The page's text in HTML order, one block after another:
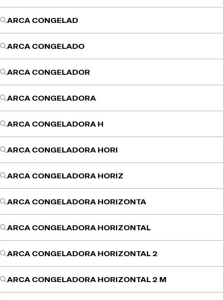
ARCA CONGELAD
ARCA CONGELADO
ARCA CONGELADOR
ARCA CONGELADORA
ARCA CONGELADORA H
ARCA CONGELADORA HORI
ARCA CONGELADORA HORIZ
ARCA CONGELADORA HORIZONTA
ARCA CONGELADORA HORIZONTAL
ARCA CONGELADORA HORIZONTAL 2
ARCA CONGELADORA HORIZONTAL 2 M